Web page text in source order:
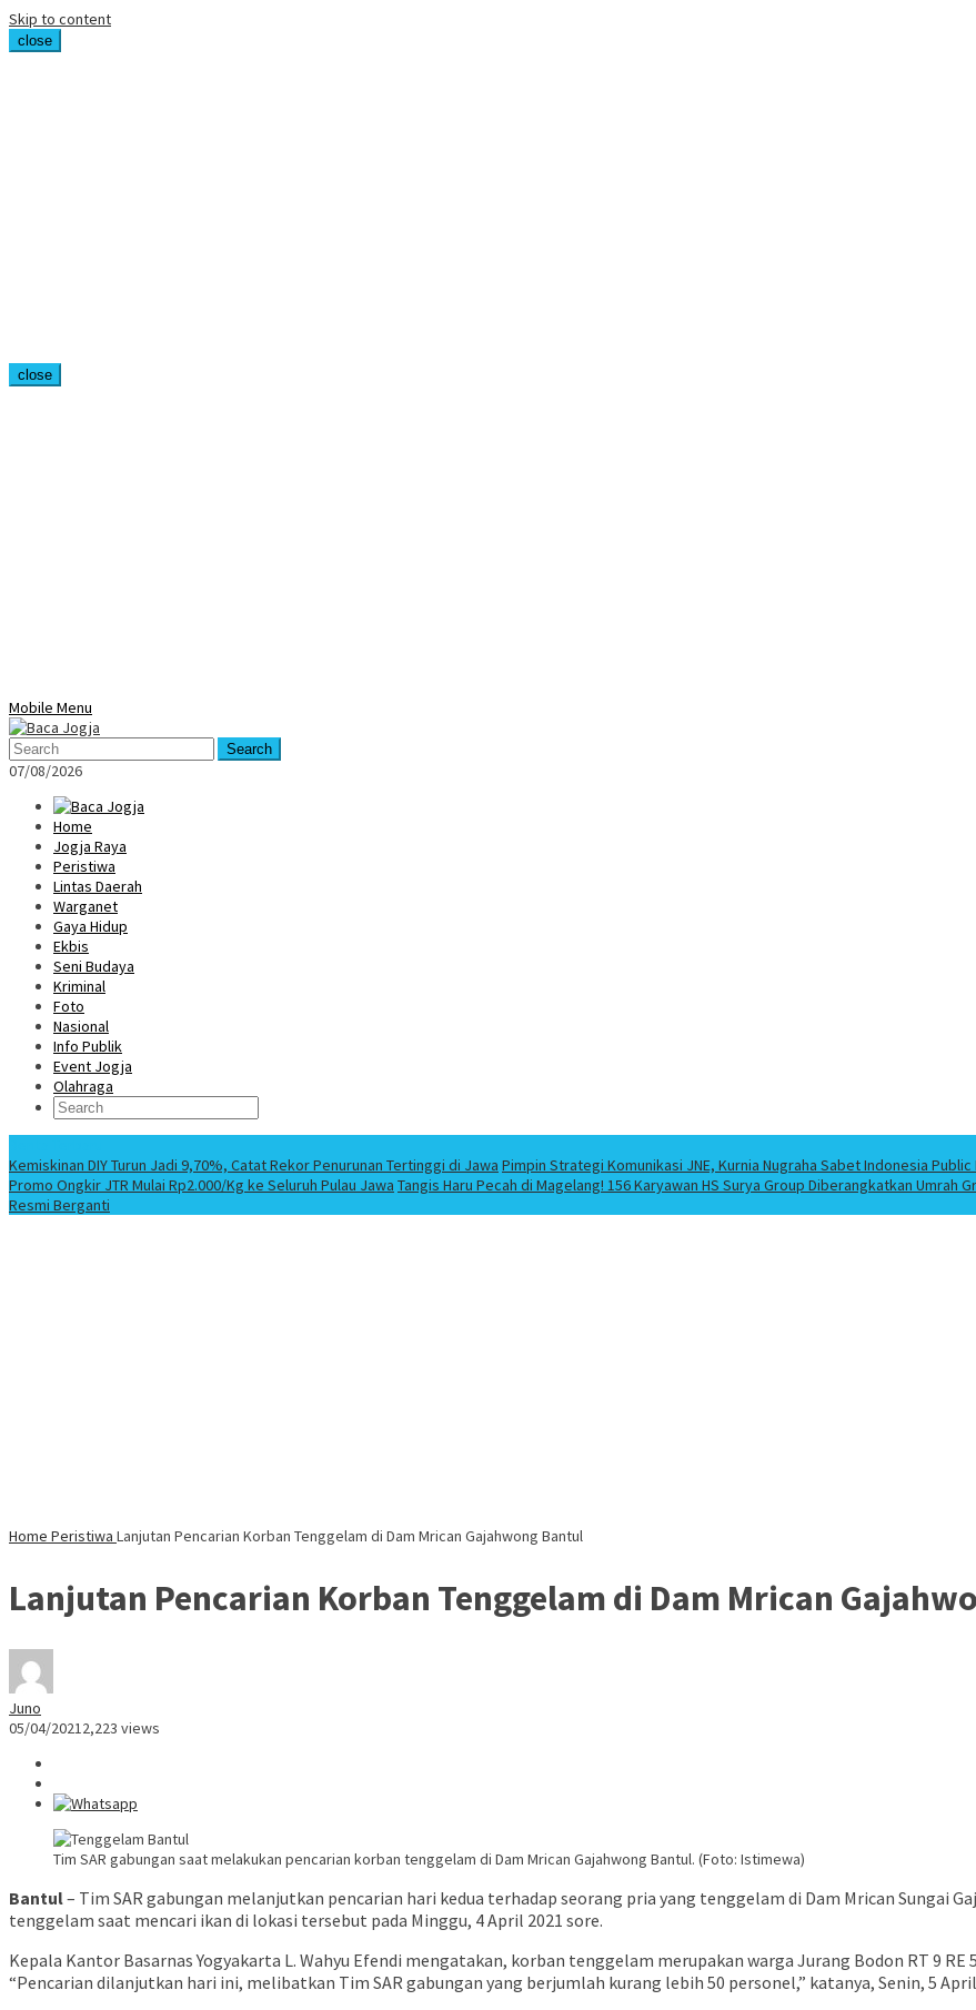
Skip to content
close
close
Mobile Menu
Search
07/08/2026
Home
Jogja Raya
Peristiwa
Lintas Daerah
Warganet
Gaya Hidup
Ekbis
Seni Budaya
Kriminal
Foto
Nasional
Info Publik
Event Jogja
Olahraga
Kemiskinan DIY Turun Jadi 9,70%, Catat Rekor Penurunan Tertinggi di Jawa Pimpin Strategi Komunikasi JNE, Kurnia Nugraha Sabet Indonesia
Promo Ongkir JTR Mulai Rp2.000/Kg ke Seluruh Pulau Jawa Tangis Haru Pecah di Magelang! 156 Karyawan HS Surya Group Diberangkatkan Umrah
Resmi Berganti
Home Peristiwa Lanjutan Pencarian Korban Tenggelam di Dam Mrican Gajahwong Bantul
Lanjutan Pencarian Korban Tenggelam di Dam Mrican
Juno
05/04/20212,223 views
Tim SAR gabungan saat melakukan pencarian korban tenggelam di Dam Mrican Gajahwong Bantul. (Foto: Istimewa)
Bantul– Tim SAR gabungan melanjutkan pencarian hari kedua terhadap seorang pria yang tenggelam di Dam Mrican Sungai
tenggelam saat mencari ikan di lokasi tersebut pada Minggu, 4 April 2021 sore.
Kepala Kantor Basarnas Yogyakarta L. Wahyu Efendi mengatakan, korban tenggelam merupakan warga Jurang Bodon RT 9
“Pencarian dilanjutkan hari ini, melibatkan Tim SAR gabungan yang berjumlah kurang lebih 50 personel,” katanya, Senin, 5 April